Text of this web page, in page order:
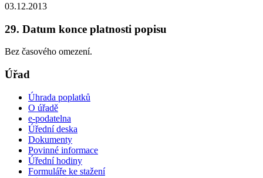
03.12.2013
29. Datum konce platnosti popisu
Bez časového omezení.
Úřad
Úhrada poplatků
O úřadě
e-podatelna
Úřední deska
Dokumenty
Povinné informace
Úřední hodiny
Formuláře ke stažení